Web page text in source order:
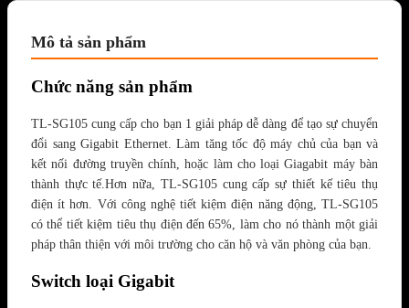
Mô tả sản phẩm
Chức năng sản phẩm
TL-SG105 cung cấp cho bạn 1 giải pháp dễ dàng để tạo sự chuyển
đổi sang Gigabit Ethernet. Làm tăng tốc độ máy chủ của bạn và
kết nối đường truyền chính, hoặc làm cho loại Giagabit máy bàn
thành thực tế.Hơn nữa, TL-SG105 cung cấp sự thiết kế tiêu thụ
điện ít hơn. Với công nghệ tiết kiệm điện năng động, TL-SG105
có thể tiết kiệm tiêu thụ điện đến 65%, làm cho nó thành một giải
pháp thân thiện với môi trường cho căn hộ và văn phòng của bạn.
Switch loại Gigabit